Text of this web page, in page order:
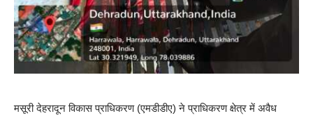
मसूरी देहरादून विकास प्राधिकरण (एमडीडीए) ने प्राधिकरण क्षेत्र में अवैध